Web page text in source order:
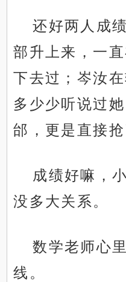
还好两人成
部升上来，一
下去过；岑汝
多少少听说过
邰，更是直接抢
成绩好嘛，
没多大关系。
数学老师心
线。